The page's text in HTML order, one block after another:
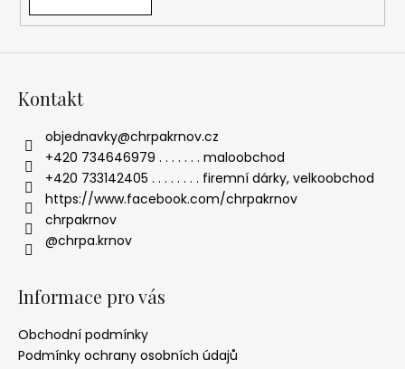
Kontakt
objednavky@chrpakrnov.cz
+420 734646979 . . . . . . . maloobchod
+420 733142405 . . . . . . . . firemní dárky, velkoobchod
https://www.facebook.com/chrpakrnov
chrpakrnov
@chrpa.krnov
Informace pro vás
Obchodní podmínky
Podmínky ochrany osobních údajů